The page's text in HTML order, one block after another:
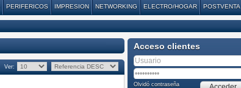
PERIFERICOS IMPRESION NETWORKING ELECTRO/HOGAR POSTVENTA
Ver:
Acceso clientes
Olvidó contraseña